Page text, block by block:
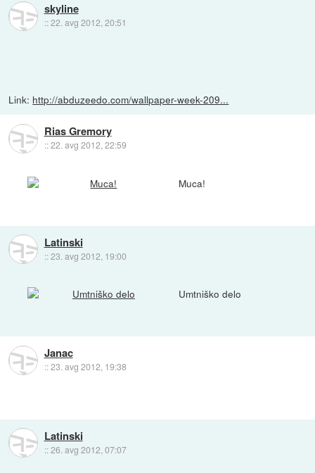
skyline
::22. avg 2012, 20:51
Link: http://abduzeedo.com/wallpaper-week-209...
Rias Gremory
::22. avg 2012, 22:59
Muca!
Latinski
::23. avg 2012, 19:00
Umtniško delo
Janac
::23. avg 2012, 19:38
Latinski
::26. avg 2012, 07:07